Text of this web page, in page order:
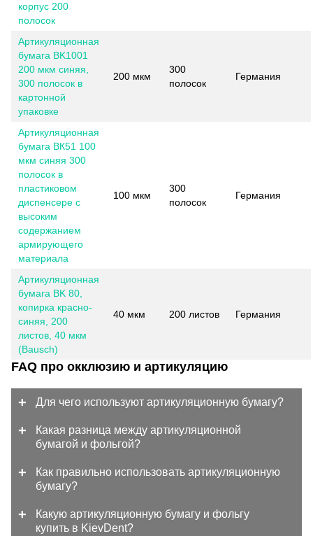
корпус 200
полосок
Артикуляционная
бумага BK1001
200 мкм синяя,
300 полосок в
картонной
упаковке
200 мкм
300
полосок
Германия
Артикуляционная
бумага ВК51 100
мкм синяя 300
полосок в
пластиковом
диспенсере с
высоким
содержанием
армирующего
материала
100 мкм
300
полосок
Германия
Артикуляционная
бумага BK 80,
копирка красно-
синяя, 200
листов, 40 мкм
(Bausch)
40 мкм 200 листов Германия
FAQ про окклюзию и артикуляцию
Для чего используют артикуляционную бумагу?
Какая разница между артикуляционной
бумагой и фольгой?
Как правильно использовать артикуляционную
бумагу?
Какую артикуляционную бумагу и фольгу
купить в KievDent?